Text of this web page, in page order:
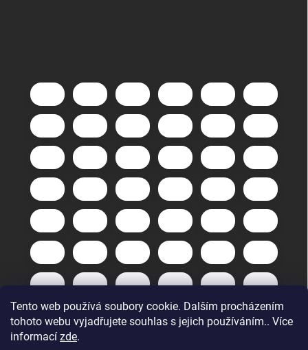
Tento web používá soubory cookie. Dalším procházením
tohoto webu vyjadřujete souhlas s jejich používáním.. Více
informací zde.